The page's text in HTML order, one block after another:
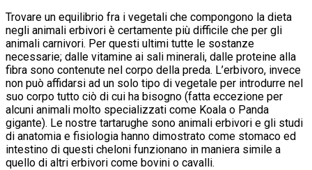
Trovare un equilibrio fra i vegetali che compongono la dieta
negli animali erbivori è certamente più difficile che per gli
animali carnivori. Per questi ultimi tutte le sostanze
necessarie; dalle vitamine ai sali minerali, dalle proteine alla
fibra sono contenute nel corpo della preda. L’erbivoro, invece
non può affidarsi ad un solo tipo di vegetale per introdurre nel
suo corpo tutto ciò di cui ha bisogno (fatta eccezione per
alcuni animali molto specializzati come Koala o Panda
gigante). Le nostre tartarughe sono animali erbivori e gli studi
di anatomia e fisiologia hanno dimostrato come stomaco ed
intestino di questi cheloni funzionano in maniera simile a
quello di altri erbivori come bovini o cavalli.